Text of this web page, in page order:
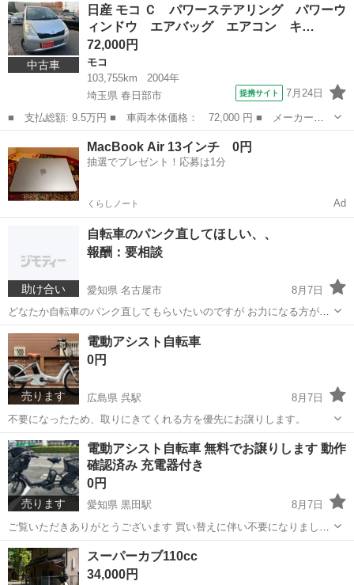
中古車
日産 モコ Ｃ パワーステアリング パワーウ
ィンドウ エアバッグ エアコン キ…
72,000円
モコ
103,755km
2004年
埼玉県 春日部市
提携サイト 7月24日
■ 支払総額: 9.5万円 ■ 車両本体価格： 72,000 円 ■ メーカー
名： 日産 ■ 車種名： モコ ■ グレード名： Ｃ パワーステア
リング パワーウィンドウ エアバッグ エアコン キーレス 社外
ナビ ＣＤ ＤＶ...
助け合い
自転車のパンク直してほしい、、
報酬：要相談
愛知県 名古屋市
8月7日
どなたか自転車のパンク直してもらいたいのですが お力になる方がい
ましたら嬉しいです
愛知 名古屋市 手伝って/助けて
売ります
電動アシスト自転車
0円
広島県 呉駅
8月7日
不要になったため、取りにきてくれる方を優先にお譲りします。
広島 呉市 呉駅 電動アシスト自転車
売ります
電動アシスト自転車 無料でお譲りします 動作
確認済み 充電器付き
0円
愛知県 黒田駅
8月7日
ご覧いただきありがとうございます 買い替えに伴い不要になりました
ので 使っていただける方に無料でお譲りいたします 日常で使用してい
たため 使用感や小傷はございますが 走行およびアシスト機能に問題は
ございません ...
愛知 一宮市 黒田駅 バッグ
スーパーカブ110cc
34,000円